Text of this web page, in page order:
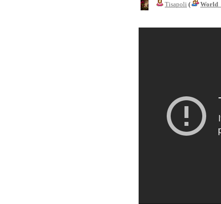
Tisapoli (